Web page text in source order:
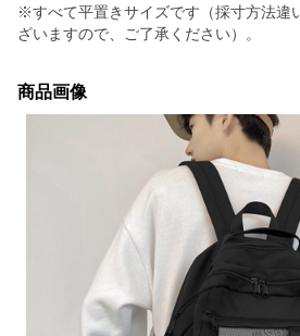
※すべて平置きサイズです（採寸方法違
ざいますので、ご了承ください）。
商品画像